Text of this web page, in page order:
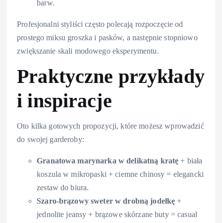
barw.
Profesjonalni styliści często polecają rozpoczęcie od
prostego miksu groszka i pasków, a następnie stopniowo
zwiększanie skali modowego eksperymentu.
Praktyczne przykłady
i inspiracje
Oto kilka gotowych propozycji, które możesz wprowadzić
do swojej garderoby:
Granatowa marynarka w delikatną kratę + biała
koszula w mikropaski + ciemne chinosy = elegancki
zestaw do biura.
Szaro-brązowy sweter w drobną jodełkę +
jednolite jeansy + brązowe skórzane buty = casual